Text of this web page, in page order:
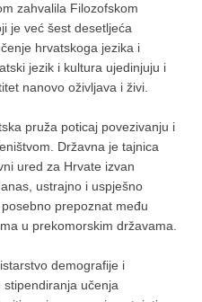
zahvalila Filozofskom
je već šest desetljeća
hrvatskoga jezika i
jezik i kultura ujedinjuju i
nanovo oživljava i živi.
pruža poticaj povezivanju i
Državna je tajnica
ured za Hrvate izvan
ustrajno i uspješno
prepoznat među
u prekomorskim državama.
demografije i
učenja